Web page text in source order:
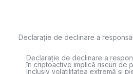
Declarație de declinare a
Declarație de declinare a
în criptoactive implică riscuri de
inclusiv volatilitatea extremă și